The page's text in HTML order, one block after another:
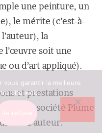
une peinture, un
le mérite (c’est-à-
la
l’œuvre soit une
ou d’art appliqué).
et prestations
de la société Plume
d’auteur.
vous garantir la meilleure
site web.
Je refuse